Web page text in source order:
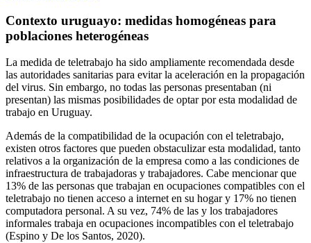
Contexto uruguayo: medidas homogéneas para
poblaciones heterogéneas
La medida de teletrabajo ha sido ampliamente recomendada desde
las autoridades sanitarias para evitar la aceleración en la propagación
del virus. Sin embargo, no todas las personas presentaban (ni
presentan) las mismas posibilidades de optar por esta modalidad de
trabajo en Uruguay.
Además de la compatibilidad de la ocupación con el teletrabajo,
existen otros factores que pueden obstaculizar esta modalidad, tanto
relativos a la organización de la empresa como a las condiciones de
infraestructura de trabajadoras y trabajadores. Cabe mencionar que
13% de las personas que trabajan en ocupaciones compatibles con el
teletrabajo no tienen acceso a internet en su hogar y 17% no tienen
computadora personal. A su vez, 74% de las y los trabajadores
informales trabaja en ocupaciones incompatibles con el teletrabajo
(Espino y De los Santos, 2020).